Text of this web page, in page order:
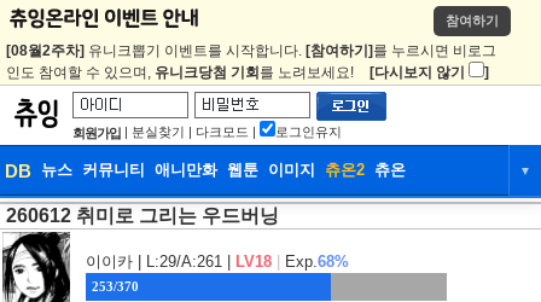
참여하기
[08월2주차] 유니크뽑기 이벤트를 시작합니다. [참여하기] 를 누르시면 비로그
인도 참여할 수 있으며, 유니크당첨 기회 를 노려보세요! [다시보지 않기 ]
회원가입 | 분실찾기 | 다크모드 | 로그인유지
DB 뉴스 커뮤니티 애니만화 웹툰 이미지 츄온2 츄온 ▼
DB 뉴스
웹툰 이미지 츄온2
260612 취미로 그리는 우드버닝
이이카 | L:29/A:261 | LV18 Exp.68%
253/370